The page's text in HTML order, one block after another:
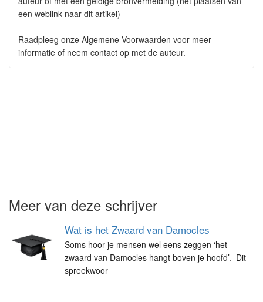
een weblink naar dit artikel)
Raadpleeg onze Algemene Voorwaarden voor meer
informatie of neem contact op met de auteur.
Meer van deze schrijver
Wat is het Zwaard van Damocles
Soms hoor je mensen wel eens zeggen ‘het
zwaard van Damocles hangt boven je hoofd’. Dit
spreekwoor